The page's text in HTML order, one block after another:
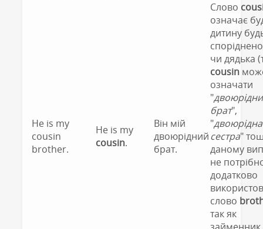
He is my
cousin
brother.
He is my
cousin.
Він мій
двоюрідний
брат.
Слово
означає
дитину
чи дядька
cousin
означати
"
брат",
"двоюрідна
сестра"
даному
не
додатково
слово
так як